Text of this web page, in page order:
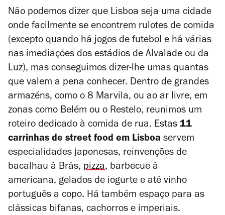
Não podemos dizer que Lisboa seja uma cidade
onde facilmente se encontrem rulotes de comida
(excepto quando há jogos de futebol e há várias
nas imediações dos estádios de Alvalade ou da
Luz), mas conseguimos dizer-lhe umas quantas
que valem a pena conhecer. Dentro de grandes
armazéns, como o 8 Marvila, ou ao ar livre, em
zonas como Belém ou o Restelo, reunimos um
roteiro dedicado à comida de rua. Estas 11
carrinhas de street food em Lisboa servem
especialidades japonesas, reinvenções de
bacalhau à Brás, pizza, barbecue à
americana, gelados de iogurte e até vinho
português a copo. Há também espaço para as
clássicas bifanas, cachorros e imperiais.